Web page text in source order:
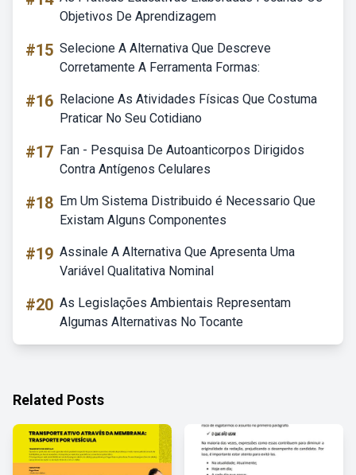
Objetivos De Aprendizagem
#15 Selecione A Alternativa Que Descreve
Corretamente A Ferramenta Formas:
#16 Relacione As Atividades Físicas Que Costuma
Praticar No Seu Cotidiano
#17 Fan - Pesquisa De Autoanticorpos Dirigidos
Contra Antígenos Celulares
#18 Em Um Sistema Distribuido é Necessario Que
Existam Alguns Componentes
#19 Assinale A Alternativa Que Apresenta Uma
Variável Qualitativa Nominal
#20 As Legislações Ambientais Representam
Algumas Alternativas No Tocante
Related Posts